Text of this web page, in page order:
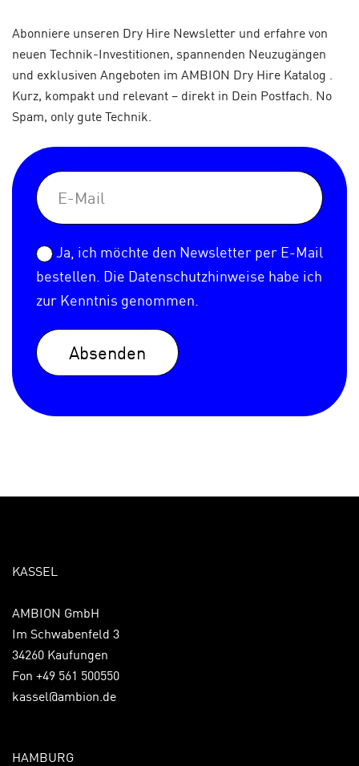
Abonniere unseren Dry Hire Newsletter und erfahre von
neuen Technik-Investitionen, spannenden Neuzugängen
und exklusiven Angeboten im AMBION Dry Hire Katalog .
Kurz, kompakt und relevant – direkt in Dein Postfach. No
Spam, only gute Technik.
Ja, ich möchte den Newsletter per E-Mail
bestellen. Die Datenschutzhinweise habe ich
zur Kenntnis genommen.
Absenden
KASSEL
AMBION GmbH
Im Schwabenfeld 3
34260 Kaufungen
Fon +49 561 500550
kassel@ambion.de
HAMBURG